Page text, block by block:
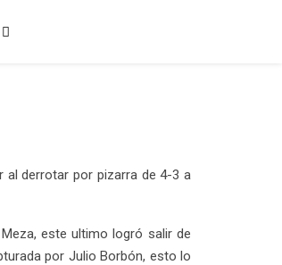
al derrotar por pizarra de 4-3 a
este ultimo logró salir de
por Julio Borbón, esto lo